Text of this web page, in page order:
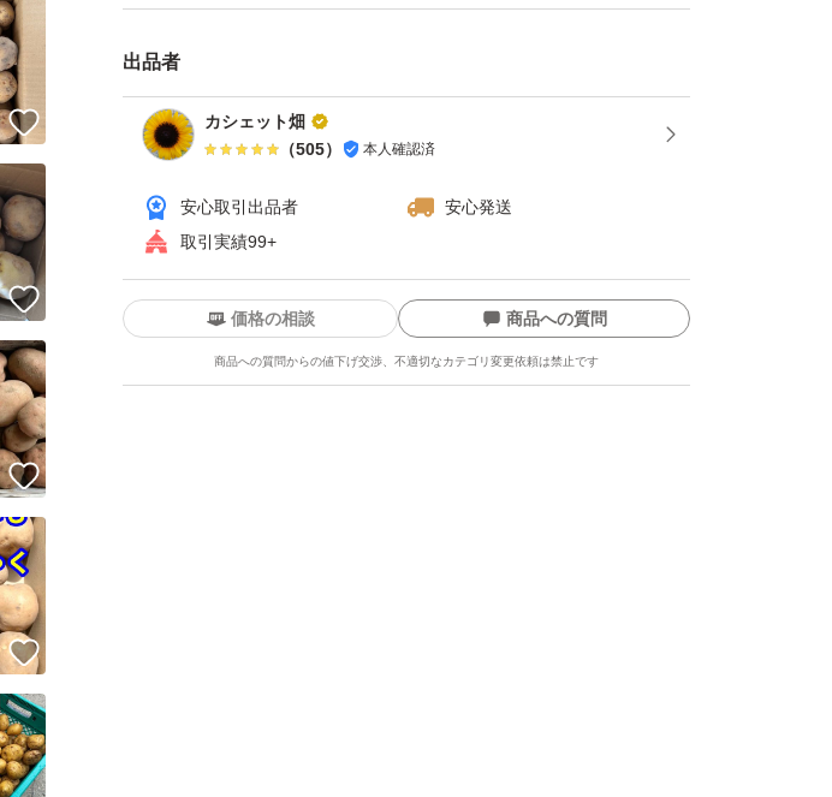
#ポテトサラダ
#じゃがバター
#おでん
じゃがいもの品種・銘柄...キタアカリ
出品者
カシェット畑
（505） 本人確認済
安心取引出品者
安心発送
取引実績99+
価格の相談 商品への質問
商品への質問からの値下げ交渉、不適切なカテゴリ変更依頼は禁止です
いいね！